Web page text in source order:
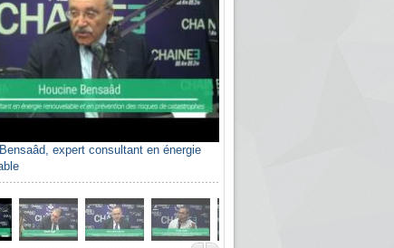
expert consultant en énergie